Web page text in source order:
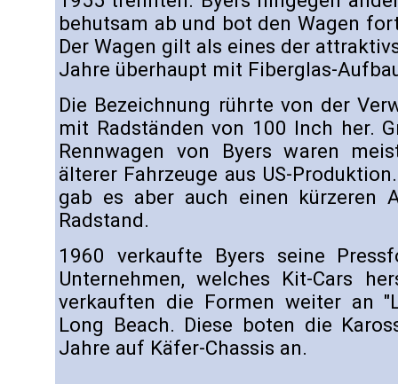
behutsam ab und bot den Wagen
Der Wagen gilt als eines der
Jahre überhaupt mit Fiberglas-
Die Bezeichnung rührte von der
mit Radständen von 100 Inch her.
Rennwagen von Byers waren
älterer Fahrzeuge aus US-
gab es aber auch einen kürzeren
Radstand.
1960 verkaufte Byers seine
Unternehmen, welches Kit-Cars
verkauften die Formen weiter an
Long Beach. Diese boten die
Jahre auf Käfer-Chassis an.